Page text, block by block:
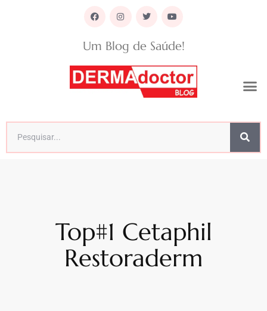
Um Blog de Saúde!
Top#1 Cetaphil
Restoraderm